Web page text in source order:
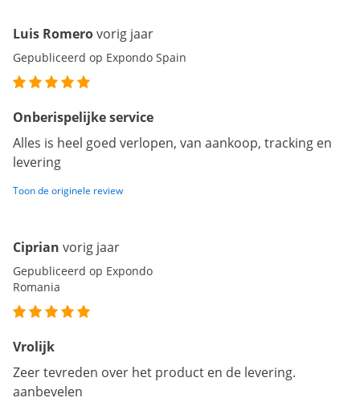
Luis Romerovorig jaar
Gepubliceerd op Expondo Spain
Onberispelijke service
Alles is heel goed verlopen, van aankoop, tracking en
levering
Toon de originele review
Ciprian vorig jaar
Gepubliceerd op Expondo
Romania
Vrolijk
Zeer tevreden over het product en de levering.
aanbevelen